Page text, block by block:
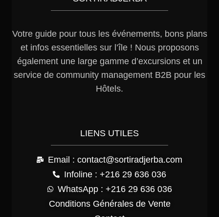
Votre guide pour tous les événements, bons plans
et infos essentielles sur l’île ! Nous proposons
également une large gamme d’excursions et un
service de community management B2B pour les
Hôtels.
LIENS UTILES
Email : contact@sortiradjerba.com
Infoline : +216 29 636 036
WhatsApp : +216 29 636 036
Conditions Générales de Vente